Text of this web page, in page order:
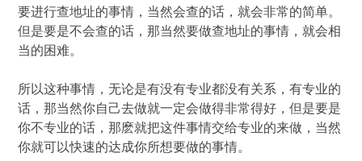
要进行查地址的事情，当然会查的话，就会非常的简单。
但是要是不会查的话，那当然要做查地址的事情，就会相
当的困难。
所以这种事情，无论是有没有专业都没有关系，有专业的
话，那当然你自己去做就一定会做得非常得好，但是要是
你不专业的话，那麽就把这件事情交给专业的来做，当然
你就可以快速的达成你所想要做的事情。